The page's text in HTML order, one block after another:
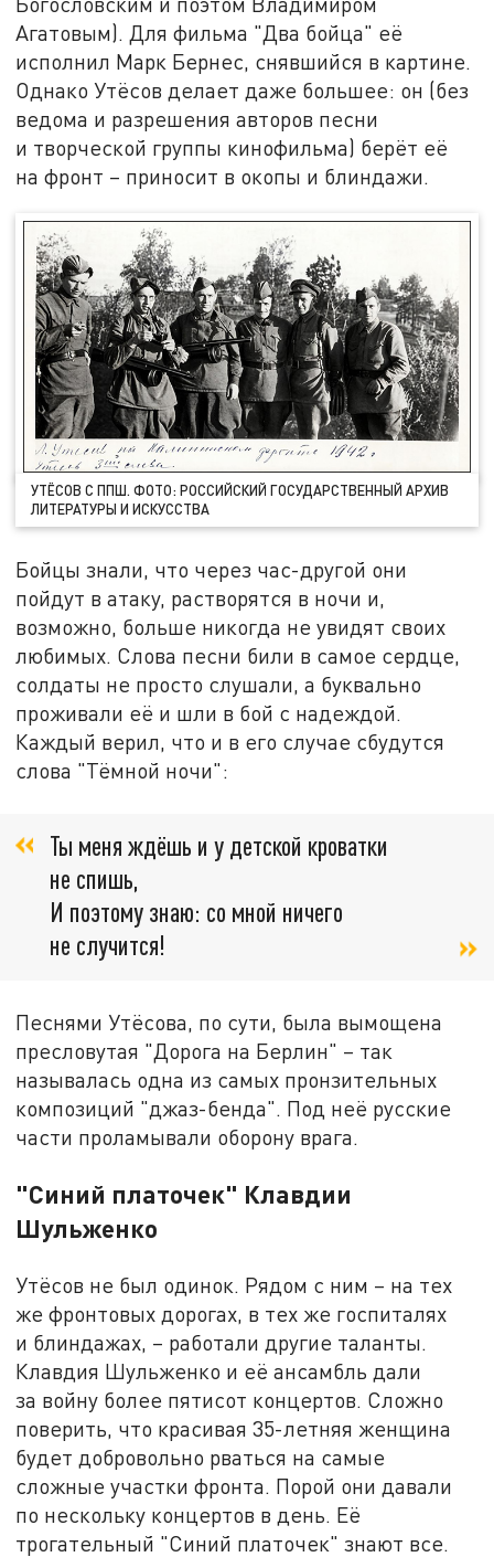
Агатовым). Для фильма "Два бойца" её
исполнил Марк Бернес, снявшийся в картине.
Однако Утёсов делает даже большее: он (без
ведома и разрешения авторов песни
и творческой группы кинофильма) берёт её
на фронт – приносит в окопы и блиндажи.
УТЁСОВ С ППШ. ФОТО: РОССИЙСКИЙ ГОСУДАРСТВЕННЫЙ АРХИВ
ЛИТЕРАТУРЫ И ИСКУССТВА
Бойцы знали, что через час-другой они
пойдут в атаку, растворятся в ночи и,
возможно, больше никогда не увидят своих
любимых. Слова песни били в самое сердце,
солдаты не просто слушали, а буквально
проживали её и шли в бой с надеждой.
Каждый верил, что и в его случае сбудутся
слова "Тёмной ночи":
Ты меня ждёшь и у детской кроватки
не спишь,
И поэтому знаю: со мной ничего
не случится!
Песнями Утёсова, по сути, была вымощена
пресловутая "Дорога на Берлин" – так
называлась одна из самых пронзительных
композиций "джаз-бенда". Под неё русские
части проламывали оборону врага.
"Синий платочек" Клавдии
Шульженко
Утёсов не был одинок. Рядом с ним – на тех
же фронтовых дорогах, в тех же госпиталях
и блиндажах, – работали другие таланты.
Клавдия Шульженко и её ансамбль дали
за войну более пятисот концертов. Сложно
поверить, что красивая 35-летняя женщина
будет добровольно рваться на самые
сложные участки фронта. Порой они давали
по нескольку концертов в день. Её
трогательный "Синий платочек" знают все.